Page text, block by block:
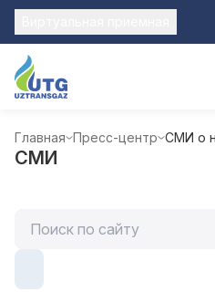
Главная Пресс-центр СМИ о
СМИ